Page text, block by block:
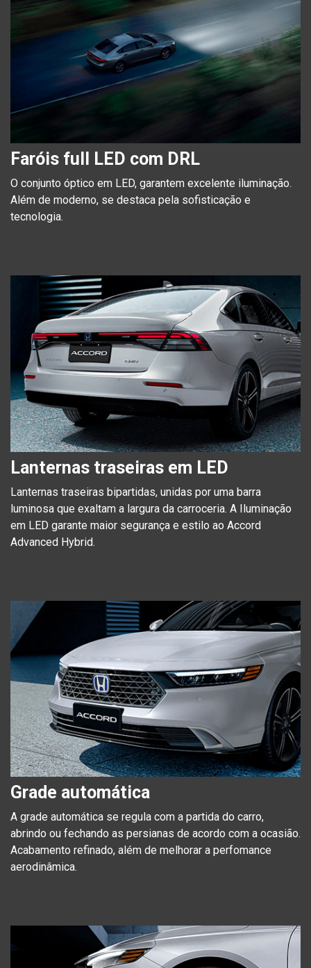
Faróis full LED com DRL
O conjunto óptico em LED, garantem excelente iluminação.
Além de moderno, se destaca pela sofisticação e
tecnologia.
Lanternas traseiras em LED
Lanternas traseiras bipartidas, unidas por uma barra
luminosa que exaltam a largura da carroceria. A Iluminação
em LED garante maior segurança e estilo ao Accord
Advanced Hybrid.
Grade automática
A grade automática se regula com a partida do carro,
abrindo ou fechando as persianas de acordo com a ocasião.
Acabamento refinado, além de melhorar a perfomance
aerodinâmica.